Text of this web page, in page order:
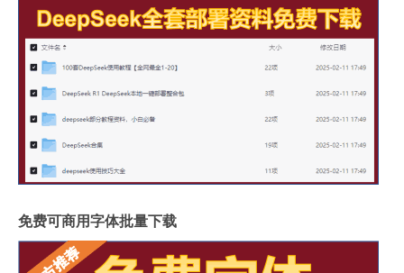
免费可商用字体批量下载